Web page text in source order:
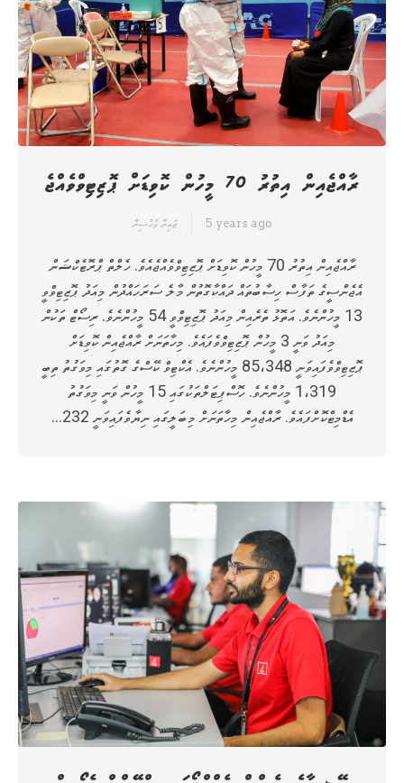
ރާއްޖެއިން އިތުރު 70 މީހުން ކޮވިޑަށް ޕޮޒިޓިވްވެއްޖެ
ޒައިނާ މުހުސިން 5 years ago
ރާއްޖެއިން އިތުރު 70 މީހުން ކޮވިޑަށް ޕޮޒިޓިވްވެއްޖެއެވެ. ހެލްތް ޕްރޮޓެކްޝަން
އެޖެންސީގެ ތަފާސް ހިސާބުތައް ދައްކާގޮތުން މާލެ ސަރަހައްދުން މިއަދު ޕޮޒިޓިވްވީ
13 މީހުންނެވެ. އަތޮޅު ތެރެއިން މިއަދު ޕޮޒިޓިވްވީ 54 މީހުންނެވެ. ރިސޯޓް ތަކުން
މިއަދު ވަނީ 3 މީހުން ޕޮޒިޓިވްވެފައެވެ. މިހާތަނަށް ރާއްޖެއިން ކޮވިޑަށް
ޕޮޒިޓިވްވެފައިވަނީ 85،348 މީހުންނެވެ. އެކްޓިވް ކޭސްގެ ގޮތުގައި މިވަގުތު ތިބީ
1،319 މީހުންނެވެ. ހޮސްޕިޓަލްތަކުގައި 15 މީހުން ވަނީ މިވަގުތު
އެޑްމިޓްކޮށްފައެވެ. ރާއްޖެއިން މިހާތަނަށް މިބަލީގައި ނިޔާވެފައިވަނީ 232…